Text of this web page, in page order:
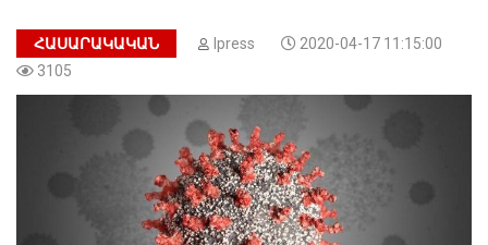
ՀԱՍԱՐԱԿԱԿԱՆ Ipress
2020-04-17 11:15:00
3105